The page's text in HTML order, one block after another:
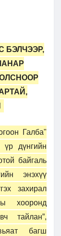
БЭЛЧЭЭР,
Галба"
дүнгийн
байгаль
энэхүү
захирал
хооронд
тайлан”,
багш